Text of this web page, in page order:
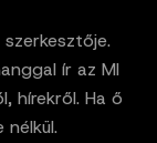
ír az MI
hírekről. Ha ő